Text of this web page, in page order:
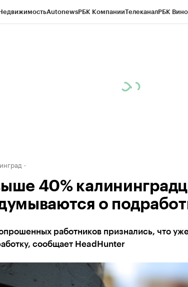
AutonewsРБК КомпанииТелеканалРБК Вино
40%
о
работников признались, что
сообщает HeadHunter